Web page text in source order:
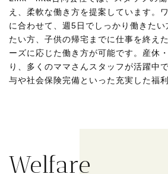
え、柔軟な働き方を提案しています。
に合わせて、週5日でしっかり働きたい
たい方、子供の帰宅までに仕事を終え
ーズに応じた働き方が可能です。産休
り、多くのママさんスタッフが活躍中
与や社会保険完備といった充実した福
Welfare